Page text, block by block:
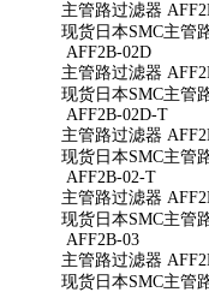
主管路过滤器
现货日本SMC主管
AFF2B-02D
主管路过滤器
现货日本SMC主管
AFF2B-02D-T
主管路过滤器
现货日本SMC主管
AFF2B-02-T
主管路过滤器
现货日本SMC主管
AFF2B-03
主管路过滤器
现货日本SMC主管